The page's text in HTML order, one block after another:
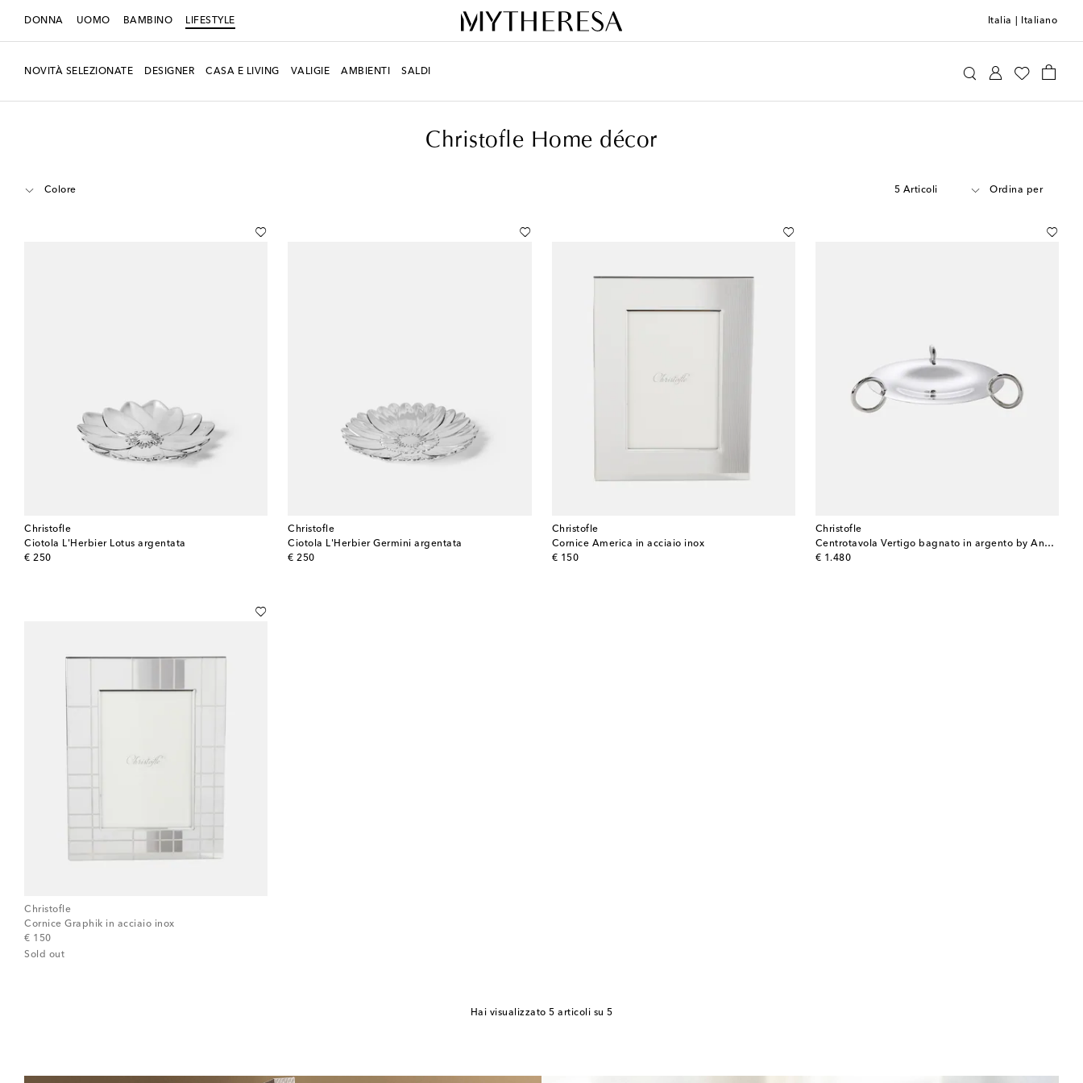
DONNA UOMO BAMBINO LIFESTYLE Italia Italiano
NOVITÀ SELEZIONATE DESIGNER CASA E LIVING VALIGIE AMBIENTI SALDI
Christofle Home décor
Colore 5 Articoli Ordina per
Christofle
Ciotola L'Herbier Lotus argentata
€ 250
original price
Christofle
Ciotola L'Herbier Germini argentata
€ 250
original price
Christofle
Cornice America in acciaio inox
€ 150
original price
Christofle
Centrotavola Vertigo bagnato in argento by Andrée Putman
€ 1.480
original price
Christofle
Cornice Graphik in acciaio inox
€ 150
original price
Sold out
Hai visualizzato 5 articoli su 5